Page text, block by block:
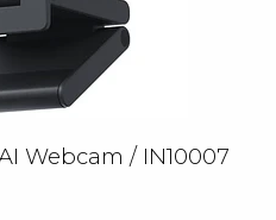
Webcam / IN10007